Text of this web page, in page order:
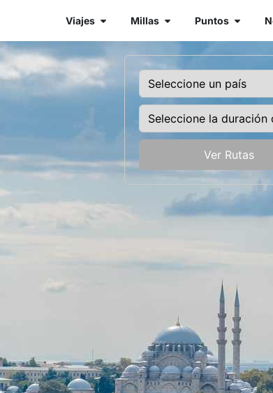
Viajes Millas Puntos
Ver Rutas